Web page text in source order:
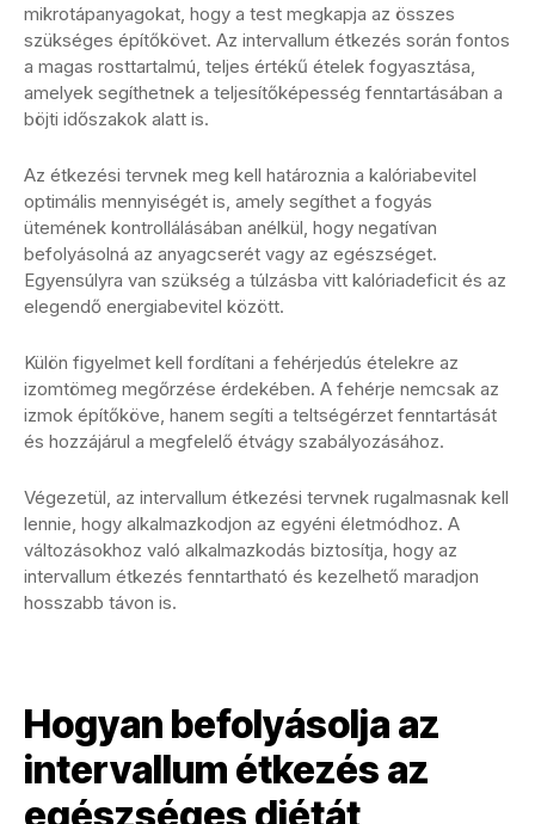
mikrotápanyagokat, hogy a test megkapja az összes
szükséges építőkövet. Az intervallum étkezés során fontos
a magas rosttartalmú, teljes értékű ételek fogyasztása,
amelyek segíthetnek a teljesítőképesség fenntartásában a
böjti időszakok alatt is.
Az étkezési tervnek meg kell határoznia a kalóriabevitel
optimális mennyiségét is, amely segíthet a fogyás
ütemének kontrollálásában anélkül, hogy negatívan
befolyásolná az anyagcserét vagy az egészséget.
Egyensúlyra van szükség a túlzásba vitt kalóriadeficit és az
elegendő energiabevitel között.
Külön figyelmet kell fordítani a fehérjedús ételekre az
izomtömeg megőrzése érdekében. A fehérje nemcsak az
izmok építőköve, hanem segíti a teltségérzet fenntartását
és hozzájárul a megfelelő étvágy szabályozásához.
Végezetül, az intervallum étkezési tervnek rugalmasnak kell
lennie, hogy alkalmazkodjon az egyéni életmódhoz. A
változásokhoz való alkalmazkodás biztosítja, hogy az
intervallum étkezés fenntartható és kezelhető maradjon
hosszabb távon is.
Hogyan befolyásolja az
intervallum étkezés az